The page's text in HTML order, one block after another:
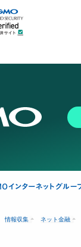
情報収集 ネット金融